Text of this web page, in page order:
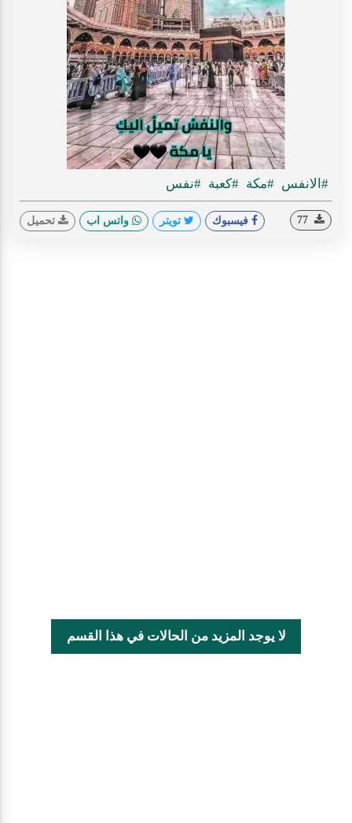
#الانفس #مكة #كعبة #نفس
فيسبوك تويتر واتس اب تحميل
لا يوجد المزيد من الحالات في هذا القسم